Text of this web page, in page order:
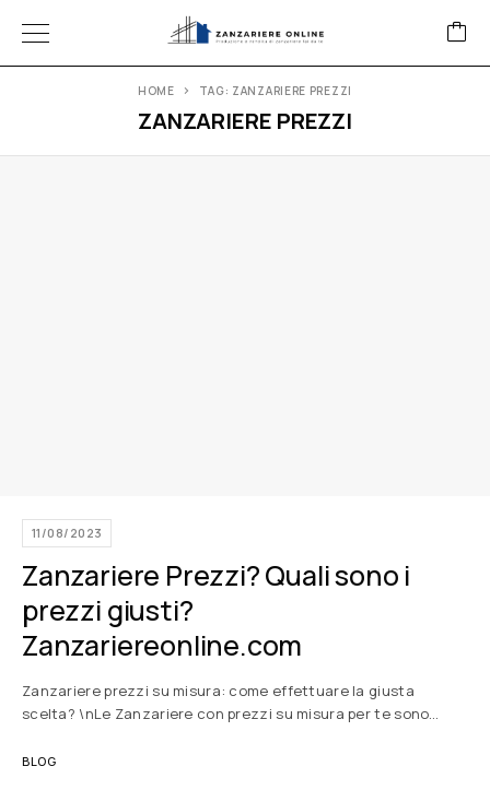
ZANZARIERE PREZZI
HOME TAG: ZANZARIERE PREZZI
11/08/2023
Zanzariere Prezzi? Quali sono i
prezzi giusti?
Zanzariereonline.com
Zanzariere prezzi su misura: come effettuare la giusta
scelta? \nLe Zanzariere con prezzi su misura per te sono…
BLOG